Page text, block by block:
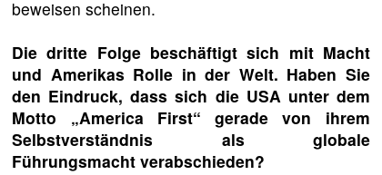
beweisen scheinen.
Die dritte Folge beschäftigt sich mit Macht
und Amerikas Rolle in der Welt. Haben Sie
den Eindruck, dass sich die USA unter dem
Motto „America First“ gerade von ihrem
Selbstverständnis als globale
Führungsmacht verabschieden?